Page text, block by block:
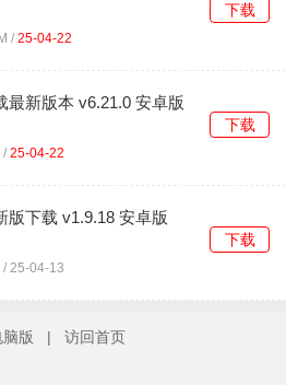
/ 25-04-22
下载
最新版本 v6.21.0 安卓版
/ 25-04-22
下载
版下载 v1.9.18 安卓版
/ 25-04-13
下载
版 | 访回首页